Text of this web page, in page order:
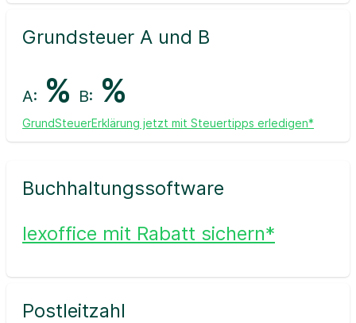
Grundsteuer A und B
A: % B: %
GrundSteuerErklärung jetzt mit Steuertipps erledigen*
Buchhaltungssoftware
lexoffice mit Rabatt sichern*
Postleitzahl